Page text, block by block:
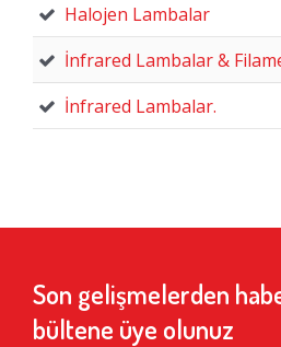
Halojen Lambalar
İnfrared Lambalar &
İnfrared Lambalar.
Son gelişmelerden
bültene üye olunuz